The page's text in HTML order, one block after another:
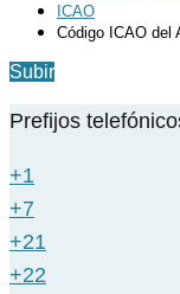
ICAO
Código ICAO del
Subir
Prefijos
+1
+7
+21
+22